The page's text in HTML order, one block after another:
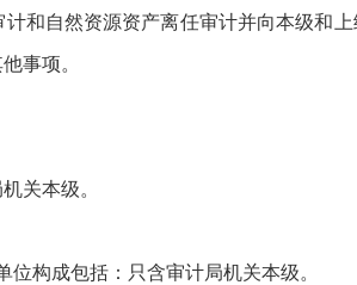
和自然资源资产离任审计并向本级和
事项。
关本级。
构成包括：只含审计局机关本级。